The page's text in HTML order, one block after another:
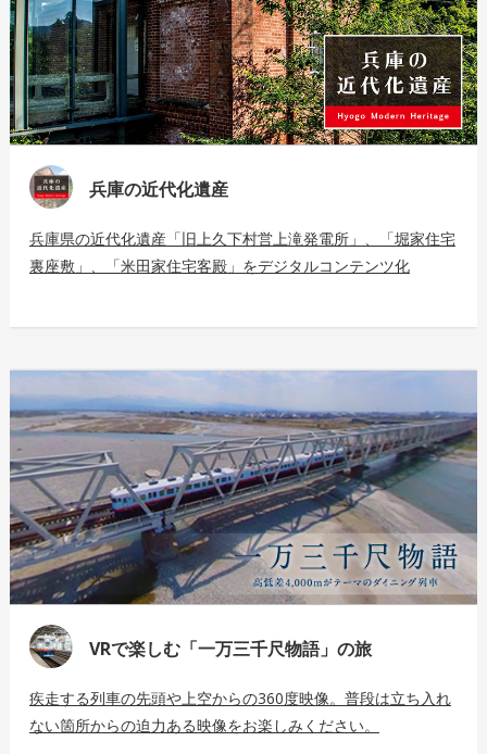
兵庫の近代化遺産
兵庫県の近代化遺産「旧上久下村営上滝発電所」、「堀家住宅
裏座敷」、「米田家住宅客殿」をデジタルコンテンツ化
VRで楽しむ「一万三千尺物語」の旅
疾走する列車の先頭や上空からの360度映像。普段は立ち入れ
ない箇所からの迫力ある映像をお楽しみください。